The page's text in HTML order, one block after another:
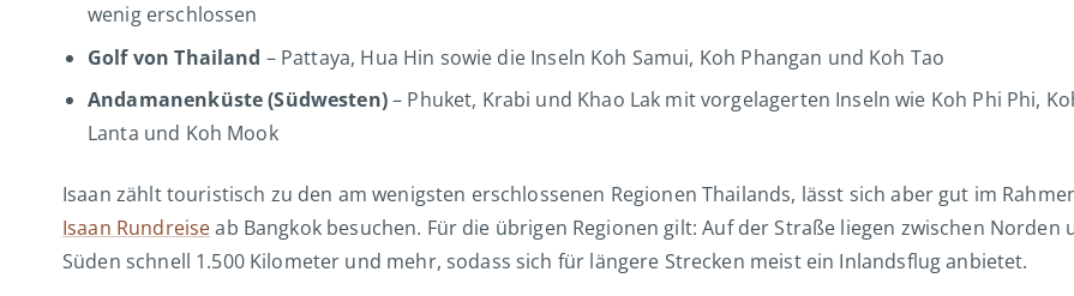
wenig erschlossen
Golf von Thailand – Pattaya, Hua Hin sowie die Inseln Koh Samui, Koh Phangan und Koh Tao
Andamanenküste (Südwesten)– Phuket, Krabi und Khao Lak mit vorgelagerten Inseln wie Koh Phi Phi,
Lanta und Koh Mook
Isaan zählt touristisch zu den am wenigsten erschlossenen Regionen Thailands, lässt sich aber gut im
Isaan Rundreiseab Bangkok besuchen. Für die übrigen Regionen gilt: Auf der Straße liegen zwischen Norden
Süden schnell 1.500 Kilometer und mehr, sodass sich für längere Strecken meist ein Inlandsflug anbietet.